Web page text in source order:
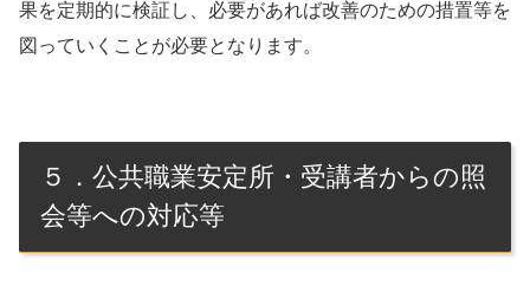
果を定期的に検証し、必要があれば改善のための措置等を
図っていくことが必要となります。
５．公共職業安定所・受講者からの照
会等への対応等